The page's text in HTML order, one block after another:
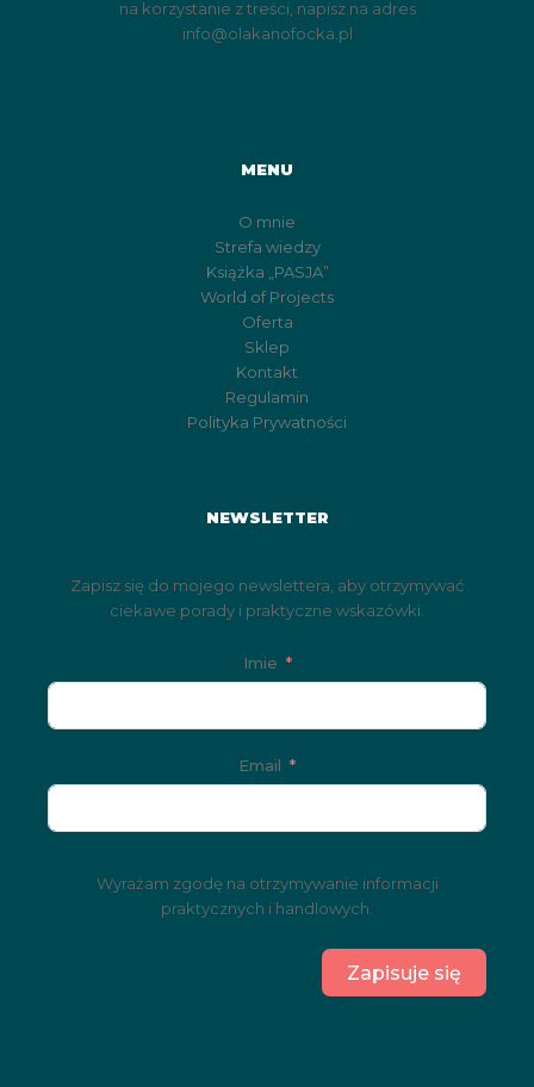
na korzystanie z treści, napisz na adres
info@olakanofocka.pl
MENU
O mnie
Strefa wiedzy
Książka „PASJA”
World of Projects
Oferta
Sklep
Kontakt
Regulamin
Polityka Prywatności
NEWSLETTER
Zapisz się do mojego newslettera, aby otrzymywać
ciekawe porady i praktyczne wskazówki.
Imie
Email
Wyrażam zgodę na otrzymywanie informacji
praktycznych i handlowych.
Zapisuje się